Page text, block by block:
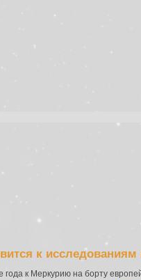
к
к Меркурию на борту